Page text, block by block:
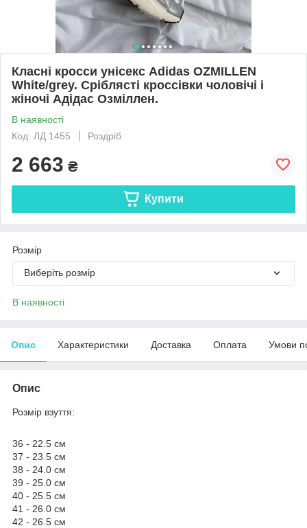
Класні кросси унісекс Adidas OZMILLEN
White/grey. Сріблясті кроссівки чоловічі і
жіночі Адідас Озміллен.
В наявності
Код: ЛД 1455
Роздріб
2 663 ₴
Купити
Розмір
Виберіть розмір
В наявності
Опис Характеристики Доставка Оплата Умови
Опис
Розмір взуття:
36 - 22.5 см
37 - 23.5 см
38 - 24.0 см
39 - 25.0 см
40 - 25.5 см
41 - 26.0 см
42 - 26.5 см